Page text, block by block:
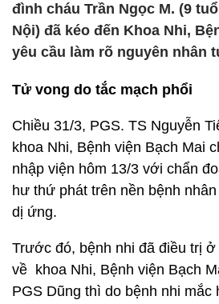
đình cháu Trần Ngọc M. (9
Nội) đã kéo đến Khoa Nhi,
yêu cầu làm rõ nguyên nhân
Tử vong do tắc mạch phổi
Chiều 31/3, PGS. TS Nguyễn
khoa Nhi, Bệnh viện Bạch Mai
nhập viện hôm 13/3 với chẩn
hư thứ phát trên nền bệnh
dị ứng.
Trước đó, bệnh nhi đã điều trị
về khoa Nhi, Bệnh viện Bạch
PGS Dũng thì do bệnh nhi